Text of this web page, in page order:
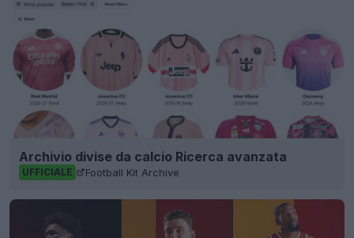
Archivio divise da calcio Ricerca avanzata
UFFICIALE Football Kit Archive